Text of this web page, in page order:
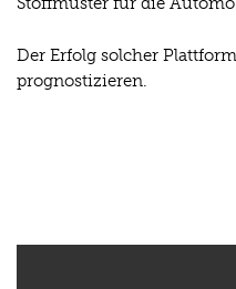
Der Erfolg solcher
prognostizieren.